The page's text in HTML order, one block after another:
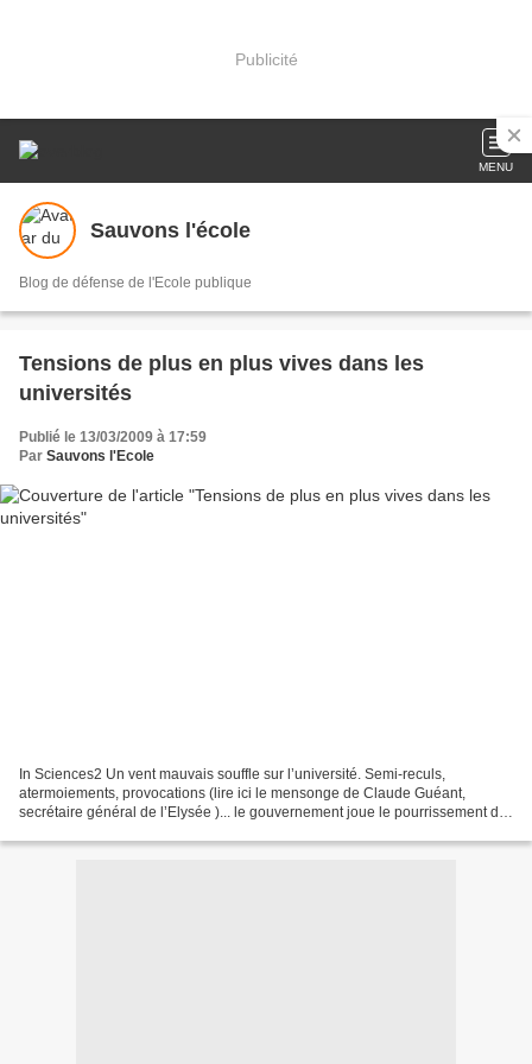
Publicité
MENU
Sauvons l'école
Blog de défense de l'Ecole publique
Tensions de plus en plus vives dans les
universités
Publié le 13/03/2009 à 17:59
Par Sauvons l'Ecole
In Sciences2 Un vent mauvais souffle sur l’université. Semi-reculs,
atermoiements, provocations (lire ici le mensonge de Claude Guéant,
secrétaire général de l’Elysée )... le gouvernement joue le pourrissement de